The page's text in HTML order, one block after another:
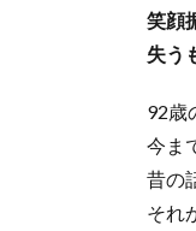
笑顔
失う
92歳
今ま
昔の
それ